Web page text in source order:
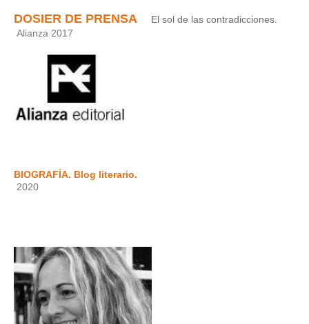
DOSIER DE PRENSA
El sol de las contradicciones.
Alianza 2017
BIOGRAFÍA. Blog literario.
2020